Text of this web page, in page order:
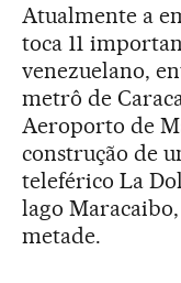
Atualmente a
toca 11
venezuelano,
metrô de
Aeroporto de
construção de
teleférico La
lago
metade.